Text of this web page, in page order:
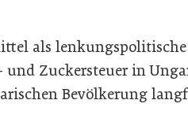
als
Zuckersteuer in
Bevölkerung